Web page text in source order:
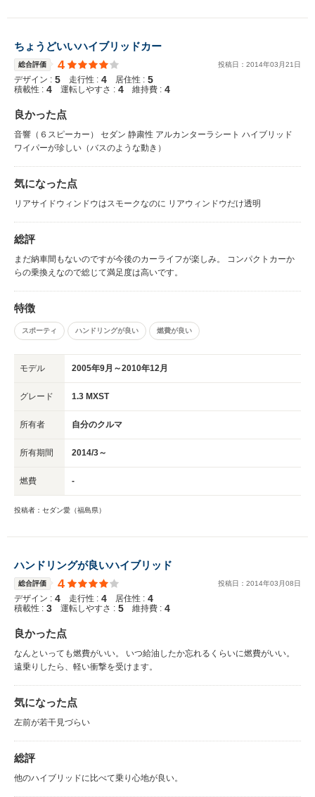
ちょうどいいハイブリッドカー
総合評価 4 投稿日： 2014年03 月21 日
デザイン : 5 走行性 : 4 居住性 : 5
積載性 : 4 運転しやすさ : 4 維持費 : 4
良かった点
音響（６スピーカー） セダン 静粛性 アルカンターラシート ハイブリッド
ワイパーが珍しい（バスのような動き）
気になった点
リアサイドウィンドウはスモークなのに リアウィンドウだけ透明
総評
まだ納車間もないのですが今後のカーライフが楽しみ。 コンパクトカーか
らの乗換えなので総じて満足度は高いです。
特徴
スポーティ ハンドリングが良い 燃費が良い
モデル 2005年9月～2010年12月
グレード 1.3 MXST
所有者 自分のクルマ
所有期間 2014/3～
燃費 -
投稿者：セダン愛（福島県）
ハンドリングが良いハイブリッド
総合評価 4 投稿日： 2014年03 月08日
デザイン : 4 走行性 : 4 居住性 : 4
積載性 : 3 運転しやすさ : 5 維持費 : 4
良かった点
なんといっても燃費がいい。 いつ給油したか忘れるくらいに燃費がいい。
遠乗りしたら、軽い衝撃を受けます。
気になった点
左前が若干見づらい
総評
他のハイブリッドに比べて乗り心地が良い。